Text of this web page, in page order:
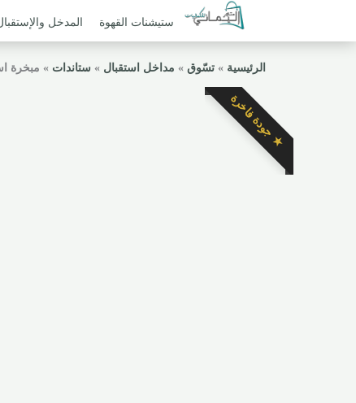
ستيشنات القهوة المدخل
الرئيسية »تسّوق » مداخل استقبال » ستاندات » مبخرة
★ جودة فاخرة